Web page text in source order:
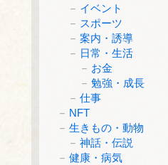
イベント
スポーツ
案内・誘導
日常・生活
お金
勉強・成長
仕事
NFT
生きもの・動物
神話・伝説
健康・病気